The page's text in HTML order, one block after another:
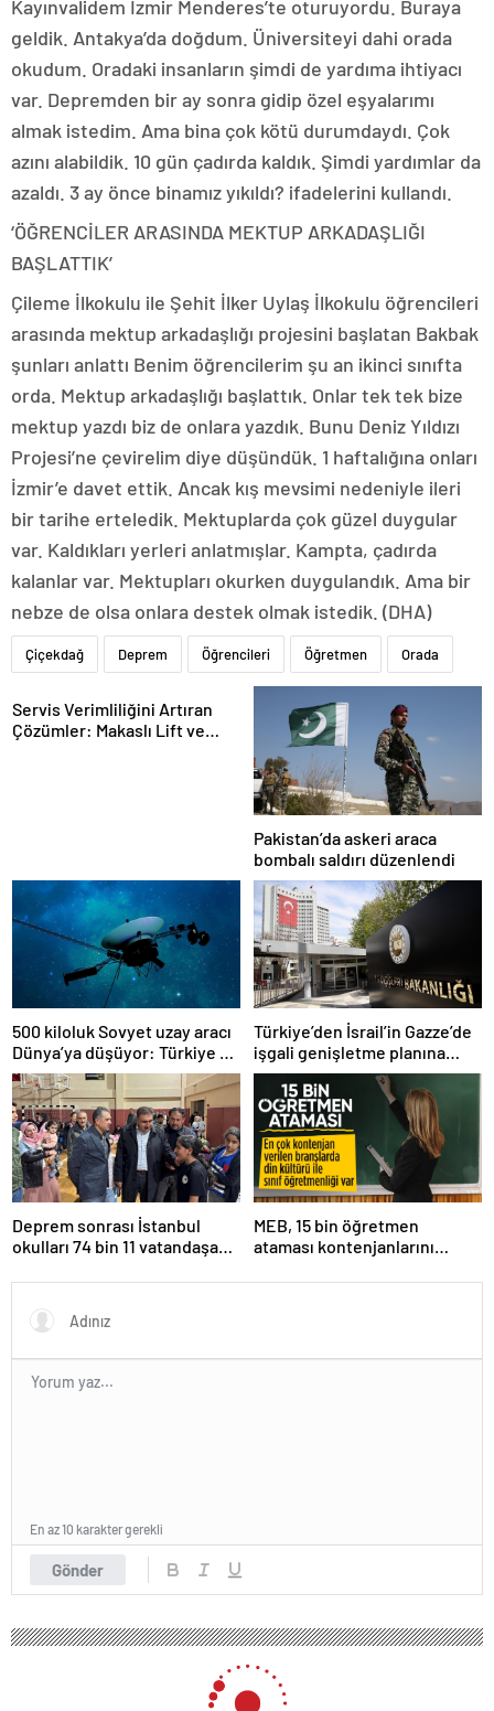
Kayınvalidem İzmir Menderes’te oturuyordu. Buraya
geldik. Antakya’da doğdum. Üniversiteyi dahi orada
okudum. Oradaki insanların şimdi de yardıma ihtiyacı
var. Depremden bir ay sonra gidip özel eşyalarımı
almak istedim. Ama bina çok kötü durumdaydı. Çok
azını alabildik. 10 gün çadırda kaldık. Şimdi yardımlar da
azaldı. 3 ay önce binamız yıkıldı? ifadelerini kullandı.
‘ÖĞRENCİLER ARASINDA MEKTUP ARKADAŞLIĞI
BAŞLATTIK’
Çileme İlkokulu ile Şehit İlker Uylaş İlkokulu öğrencileri
arasında mektup arkadaşlığı projesini başlatan Bakbak
şunları anlattı Benim öğrencilerim şu an ikinci sınıfta
orda. Mektup arkadaşlığı başlattık. Onlar tek tek bize
mektup yazdı biz de onlara yazdık. Bunu Deniz Yıldızı
Projesi’ne çevirelim diye düşündük. 1 haftalığına onları
İzmir’e davet ettik. Ancak kış mevsimi nedeniyle ileri
bir tarihe erteledik. Mektuplarda çok güzel duygular
var. Kaldıkları yerleri anlatmışlar. Kampta, çadırda
kalanlar var. Mektupları okurken duygulandık. Ama bir
nebze de olsa onlara destek olmak istedik. (DHA)
Çiçekdağ Deprem Öğrencileri Öğretmen Orada
Servis Verimliliğini Artıran
Çözümler: Makaslı Lift ve
Pakistan’da askeri araca
bombalı saldırı düzenlendi
500 kiloluk Sovyet uzay aracı
Dünya’ya düşüyor: Türkiye de
risk altında
Türkiye’den İsrail’in Gazze’de
işgali genişletme planına
tepki
Deprem sonrası İstanbul
okulları 74 bin 11 vatandaşa
MEB, 15 bin öğretmen
ataması kontenjanlarını
Gönder
En az 10 karakter gerekli